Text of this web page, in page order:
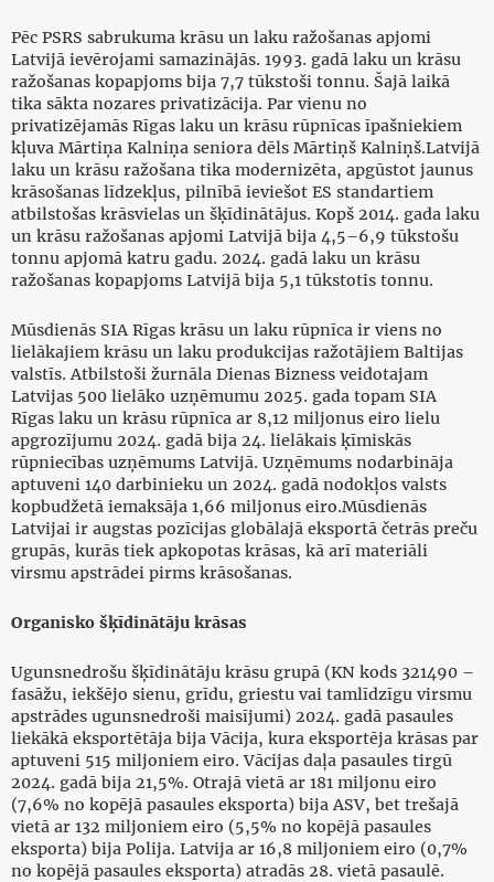
Pēc PSRS sabrukuma krāsu un laku ražošanas apjomi
Latvijā ievērojami samazinājās. 1993. gadā laku un krāsu
ražošanas kopapjoms bija 7,7 tūkstoši tonnu. Šajā laikā
tika sākta nozares privatizācija. Par vienu no
privatizējamās Rīgas laku un krāsu rūpnīcas īpašniekiem
kļuva Mārtiņa Kalniņa seniora dēls Mārtiņš Kalniņš.Latvijā
laku un krāsu ražošana tika modernizēta, apgūstot jaunus
krāsošanas līdzekļus, pilnībā ieviešot ES standartiem
atbilstošas krāsvielas un šķīdinātājus. Kopš 2014. gada laku
un krāsu ražošanas apjomi Latvijā bija 4,5–6,9 tūkstošu
tonnu apjomā katru gadu. 2024. gadā laku un krāsu
ražošanas kopapjoms Latvijā bija 5,1 tūkstotis tonnu.
Mūsdienās SIA Rīgas krāsu un laku rūpnīca ir viens no
lielākajiem krāsu un laku produkcijas ražotājiem Baltijas
valstīs. Atbilstoši žurnāla Dienas Bizness veidotajam
Latvijas 500 lielāko uzņēmumu 2025. gada topam SIA
Rīgas laku un krāsu rūpnīca ar 8,12 miljonus eiro lielu
apgrozījumu 2024. gadā bija 24. lielākais ķīmiskās
rūpniecības uzņēmums Latvijā. Uzņēmums nodarbināja
aptuveni 140 darbinieku un 2024. gadā nodokļos valsts
kopbudžetā iemaksāja 1,66 miljonus eiro.Mūsdienās
Latvijai ir augstas pozīcijas globālajā eksportā četrās preču
grupās, kurās tiek apkopotas krāsas, kā arī materiāli
virsmu apstrādei pirms krāsošanas.
Organisko šķīdinātāju krāsas
Ugunsnedrošu šķīdinātāju krāsu grupā (KN kods 321490 –
fasāžu, iekšējo sienu, grīdu, griestu vai tamlīdzīgu virsmu
apstrādes ugunsnedroši maisījumi) 2024. gadā pasaules
liekākā eksportētāja bija Vācija, kura eksportēja krāsas par
aptuveni 515 miljoniem eiro. Vācijas daļa pasaules tirgū
2024. gadā bija 21,5%. Otrajā vietā ar 181 miljonu eiro
(7,6% no kopējā pasaules eksporta) bija ASV, bet trešajā
vietā ar 132 miljoniem eiro (5,5% no kopējā pasaules
eksporta) bija Polija. Latvija ar 16,8 miljoniem eiro (0,7%
no kopējā pasaules eksporta) atradās 28. vietā pasaulē.